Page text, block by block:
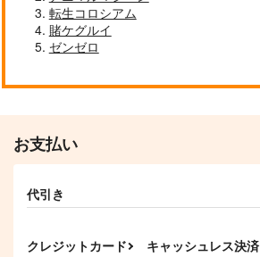
転生コロシアム
賭ケグルイ
ゼンゼロ
お支払い
代引き
クレジットカード キャッシュレス決済